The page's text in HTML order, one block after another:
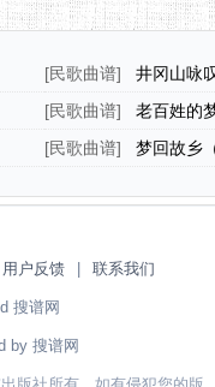
[民歌曲谱]
井冈山咏
[民歌曲谱]
老百姓的
[民歌曲谱] 梦回故乡
用户反馈 联系我们
搜谱网
by 搜谱网